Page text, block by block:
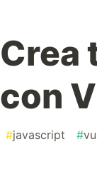
Crea
con
#javascript #